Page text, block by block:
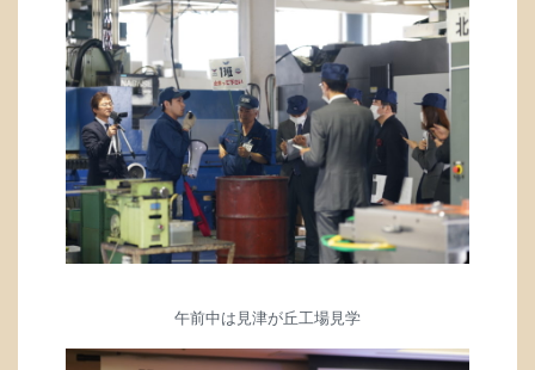
午前中は見津が丘工場見学